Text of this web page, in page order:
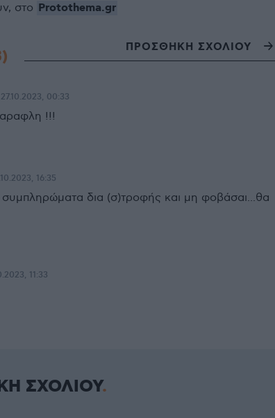
στο Protothema.gr
ΠΡΟΣΘΗΚΗ ΣΧΟΛΙΟΥ
27.10.2023, 00:33
!!!
16:35
δια (σ)τροφής και μη φοβάσαι...θα
11:33
ΣΧΟΛΙΟΥ